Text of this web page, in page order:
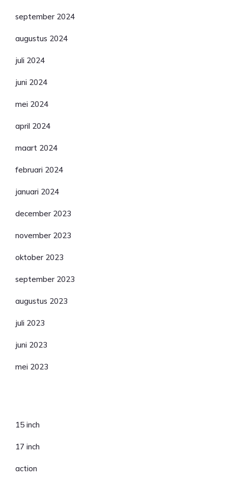
september 2024
augustus 2024
juli 2024
juni 2024
mei 2024
april 2024
maart 2024
februari 2024
januari 2024
december 2023
november 2023
oktober 2023
september 2023
augustus 2023
juli 2023
juni 2023
mei 2023
15 inch
17 inch
action